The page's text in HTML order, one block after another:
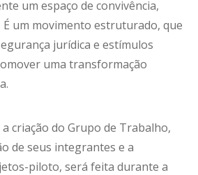
um espaço de convivência,
É um movimento estruturado, que
jurídica e estímulos
uma transformação
criação do Grupo de Trabalho,
de seus integrantes e a
piloto, será feita durante a